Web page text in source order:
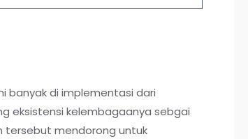
banyak di implementasi dari
eksistensi kelembagaanya sebgai
tersebut mendorong untuk